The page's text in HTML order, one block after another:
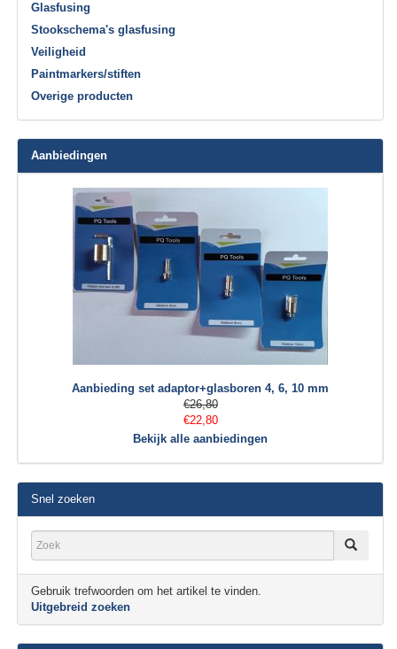
Glasfusing
Stookschema's glasfusing
Veiligheid
Paintmarkers/stiften
Overige producten
Aanbiedingen
Aanbieding set adaptor+glasboren 4, 6, 10 mm
€26,80
€22,80
Bekijk alle aanbiedingen
Snel zoeken
Gebruik trefwoorden om het artikel te vinden.
Uitgebreid zoeken